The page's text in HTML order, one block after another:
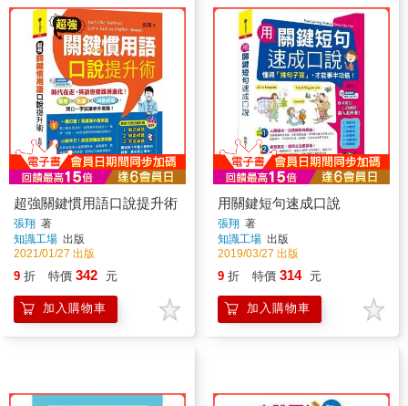
超強關鍵慣用語口說提升術
張翔 著
知識工場 出版
2021/01/27 出版
9 折 特價 342 元
加入購物車
用關鍵短句速成口說
張翔 著
知識工場 出版
2019/03/27 出版
9 折 特價 314 元
加入購物車